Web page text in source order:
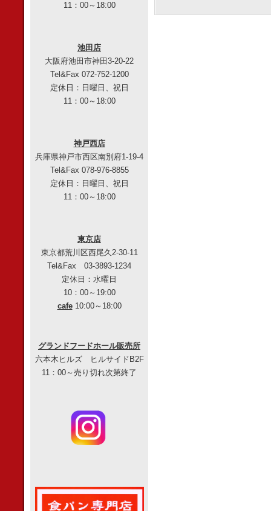
11：00～18:00
池田店
大阪府池田市神田3-20-22
Tel&Fax 072-752-1200
定休日：日曜日、祝日
11：00～18:00
神戸西店
兵庫県神戸市西区南別府1-19-4
Tel&Fax 078-976-8855
定休日：日曜日、祝日
11：00～18:00
東京店
東京都荒川区西尾久2-30-11
Tel&Fax 03-3893-1234
定休日：水曜日
10：00～19:00
cafe10:00～18:00
グランドフードホール販売所
六本木ヒルズ ヒルサイドB2F
11：00～売り切れ次第終了